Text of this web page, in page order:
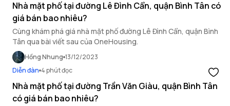
Nhà mặt phố tại đường Lê Đình Cẩn, quận Bình Tân có
giá bán bao nhiêu?
Cùng khám phá giá nhà mặt phố đường Lê Đình Cẩn, quận Bình
Tân qua bài viết sau của OneHousing.
Hồng Nhung 13/12/2023
Diễn đàn 4 phút đọc
Nhà mặt phố tại đường Trần Văn Giàu, quận Bình Tân
có giá bán bao nhiêu?